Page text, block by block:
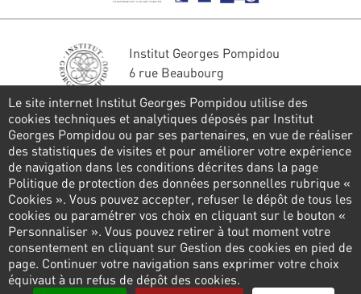
Institut Georges Pompidou
6 rue Beaubourg
Tél. : 01 44 78 41 22
Stay in touch
CONTACT FORM
Follow us
Pied
Le site internet Institut Georges Pompidou utilise des
cookies techniques et analytiques déposés par Institut
Georges Pompidou ou par ses partenaires, en vue de réaliser
des statistiques de visites et pour améliorer votre expérience
de navigation dans les conditions décrites dans la page
Politique de protection des données personnelles rubrique «
Cookies ». Vous pouvez accepter, refuser le dépôt de tous les
cookies ou paramétrer vos choix en cliquant sur le bouton «
Personnaliser ». Vous pouvez retirer à tout moment votre
consentement en cliquant sur Gestion des cookies en pied de
page. Continuer votre navigation sans exprimer votre choix
équivaut à un refus de dépôt des cookies.